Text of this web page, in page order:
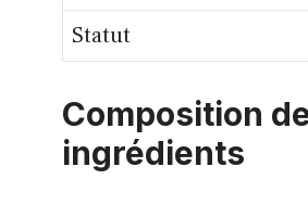
Statut
Composition
ingrédients